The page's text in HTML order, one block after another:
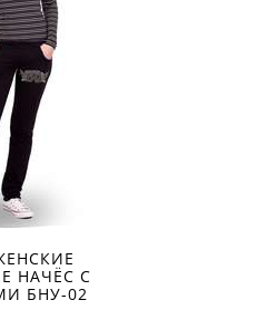
НАЧЁС С
БНУ-02